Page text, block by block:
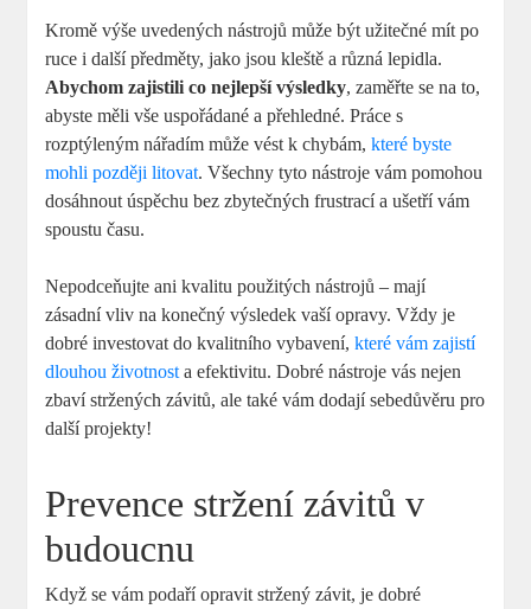
Kromě výše uvedených nástrojů může být užitečné mít po
ruce i další předměty, jako jsou kleště a různá lepidla.
Abychom zajistili co nejlepší výsledky, zaměřte se na to,
abyste měli vše uspořádané a přehledné. Práce s
rozptýleným nářadím může vést k chybám,které byste
mohli později litovat. Všechny tyto nástroje vám pomohou
dosáhnout úspěchu bez zbytečných frustrací a ušetří vám
spoustu času.
Nepodceňujte ani kvalitu použitých nástrojů – mají
zásadní vliv na konečný výsledek vaší opravy. Vždy je
dobré investovat do kvalitního vybavení,které vám zajistí
dlouhou životnost a efektivitu. Dobré nástroje vás nejen
zbaví stržených závitů, ale také vám dodají sebedůvěru pro
další projekty!
Prevence stržení závitů v
budoucnu
Když se vám podaří opravit stržený závit, je dobré